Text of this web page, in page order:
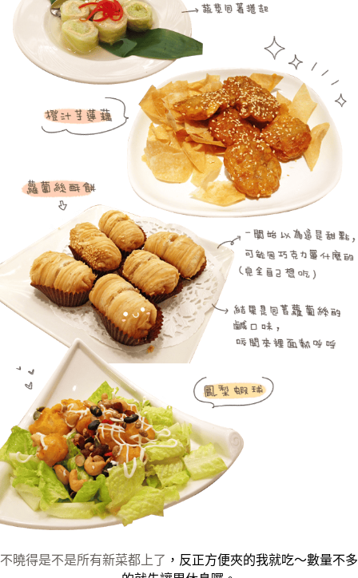
不曉得是不是所有新菜都上了 ，反正方便夾的我就吃～數量不多